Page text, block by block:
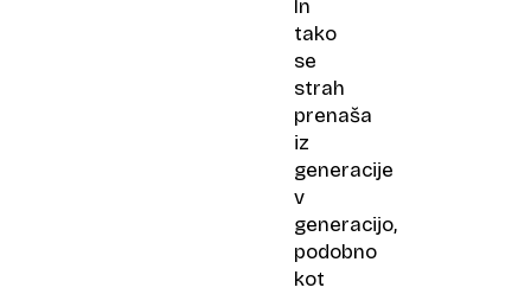
In
tako
se
strah
prenaša
iz
generacije
v
generacijo,
podobno
kot